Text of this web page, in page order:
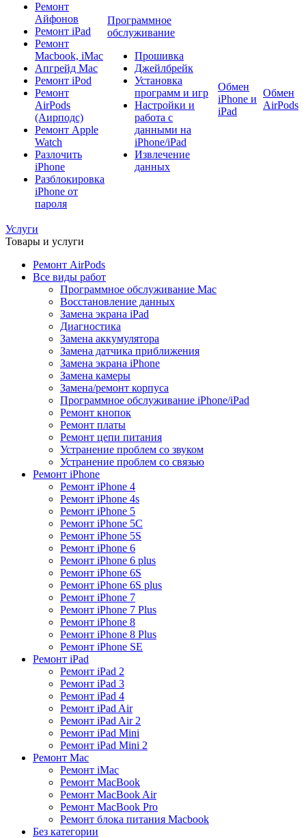
Ремонт
Айфонов
Ремонт iPad
Ремонт
Macbook, iMac
Апгрейд Mac
Ремонт iPod
Ремонт
AirPods
(Аирподс)
Ремонт Apple
Watch
Разлочить
iPhone
Разблокировка
iPhone от
пароля
Программное
обслуживание
Прошивка
Джейлбрейк
Установка
программ и игр
Настройки и
работа с
данными на
iPhone/iPad
Извлечение
данных
Обмен
iPhone и
iPad
Обмен
AirPods
Услуги
Товары и услуги
Ремонт AirPods
Все виды работ
Программное обслуживание Mac
Восстановление данных
Замена экрана iPad
Диагностика
Замена аккумулятора
Замена датчика приближения
Замена экрана iPhone
Замена камеры
Замена/ремонт корпуса
Программное обслуживание iPhone/iPad
Ремонт кнопок
Ремонт платы
Ремонт цепи питания
Устранение проблем со звуком
Устранение проблем со связью
Ремонт iPhone
Ремонт iPhone 4
Ремонт iPhone 4s
Ремонт iPhone 5
Ремонт iPhone 5C
Ремонт iPhone 5S
Ремонт iPhone 6
Ремонт iPhone 6 plus
Ремонт iPhone 6S
Ремонт iPhone 6S plus
Ремонт iPhone 7
Ремонт iPhone 7 Plus
Ремонт iPhone 8
Ремонт iPhone 8 Plus
Ремонт iPhone SE
Ремонт iPad
Ремонт iPad 2
Ремонт iPad 3
Ремонт iPad 4
Ремонт iPad Air
Ремонт iPad Air 2
Ремонт iPad Mini
Ремонт iPad Mini 2
Ремонт Mac
Ремонт iMac
Ремонт MacBook
Ремонт MacBook Air
Ремонт MacBook Pro
Ремонт блока питания Macbook
Без категории